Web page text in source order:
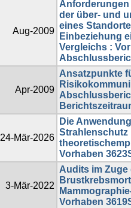
Aug-2009
Anforderungen
der über- und
eines
Einbeziehung
Vergleichs :
Apr-2009
Ansatzpunkte
24-Mär-2026
Die
Strahlenschutz
Vorhaben
3-Mär-2022
Audits im
Vorhaben